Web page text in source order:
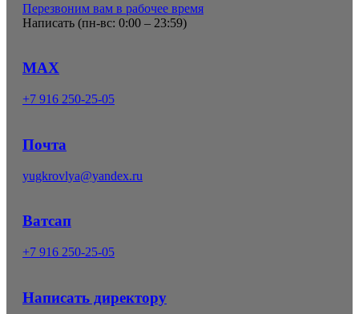
Перезвоним вам в рабочее время
Написать (пн-вс: 0:00 – 23:59)
MAX
+7 916 250-25-05
Почта
yugkrovlya@yandex.ru
Ватсап
+7 916 250-25-05
Написать директору